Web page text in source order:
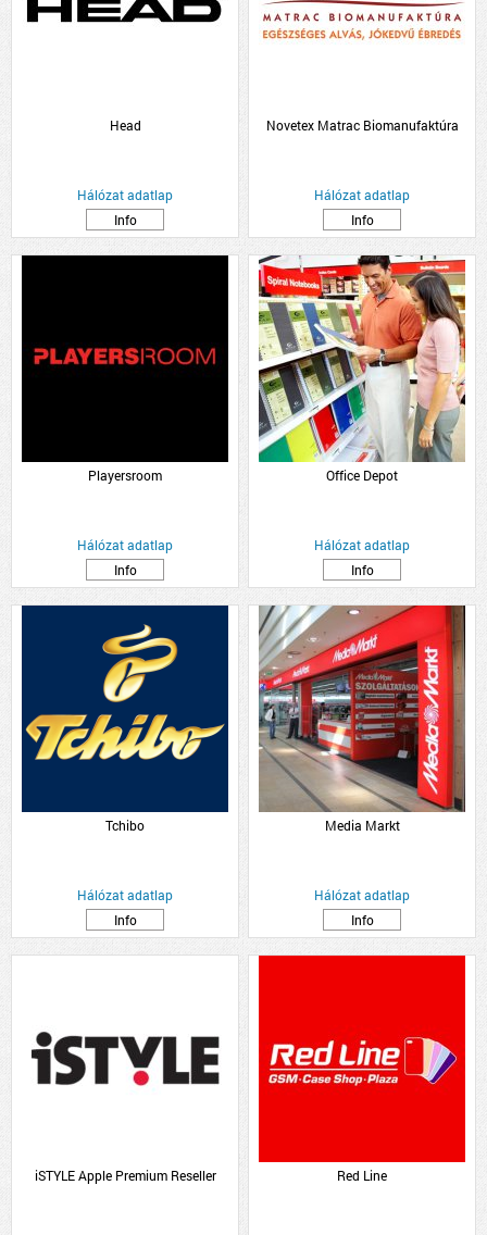
Head
Hálózat adatlap
Info
Novetex Matrac Biomanufaktúra
Hálózat adatlap
Info
Playersroom
Hálózat adatlap
Info
Office Depot
Hálózat adatlap
Info
Tchibo
Hálózat adatlap
Info
Media Markt
Hálózat adatlap
Info
iSTYLE Apple Premium Reseller Red Line